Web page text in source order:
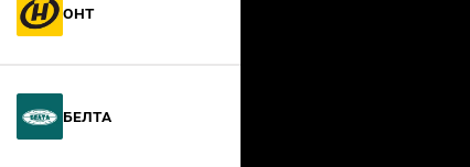
ОНТ
БелТА